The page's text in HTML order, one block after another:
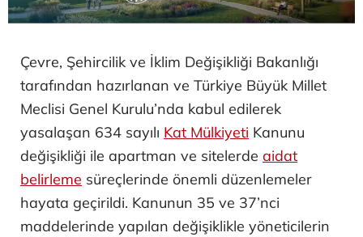
Çevre, Şehircilik ve İklim Değişikliği Bakanlığı
tarafından hazırlanan ve Türkiye Büyük Millet
Meclisi Genel Kurulu’nda kabul edilerek
yasalaşan 634 sayılı Kat Mülkiyeti Kanunu
değişikliği ile apartman ve sitelerde aidat
belirleme süreçlerinde önemli düzenlemeler
hayata geçirildi. Kanunun 35 ve 37’nci
maddelerinde yapılan değişiklikle yöneticilerin